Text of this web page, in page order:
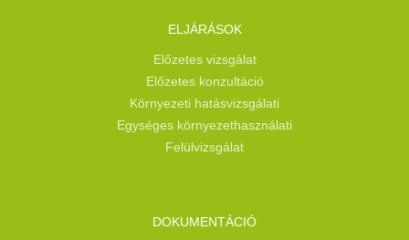
ELJÁRÁSOK
Előzetes vizsgálat
Előzetes konzultáció
Környezeti hatásvizsgálati
Egységes környezethasználati
Felülvizsgálat
DOKUMENTÁCIÓ